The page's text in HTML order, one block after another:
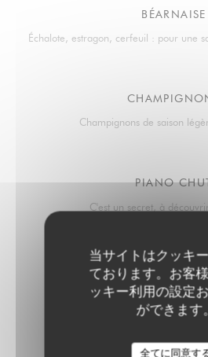
当サイトはクッキ
ております。お客
ッキー利用の設定
ができます。
全てに同意す
BÉARNAISE
Échalote, estragon, cerfeuil : pour une
Champignons de saison
PIANO
C'est un secret, à
Garniture au
MOUSSELINE DE POMME DE